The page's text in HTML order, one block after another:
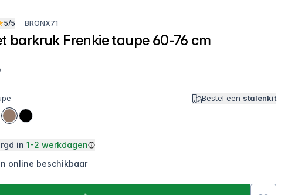
5/5 BRONX71
barkruk Frenkie taupe 60-76 cm
Bestel een stalenkit
in 1-2 werkdagen
online beschikbaar